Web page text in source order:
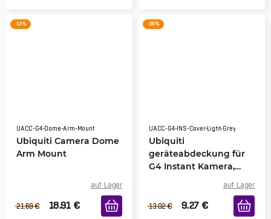
-13 %
UACC-G4-Dome-Arm-Mount
Ubiquiti Camera Dome
Arm Mount
auf Lager
21.69 € 18.91 €
-29 %
UACC-G4-INS-Cover-Light-Grey
Ubiquiti
geräteabdeckung für
G4 Instant Kamera,
auf Lager
13.02 € 9.27 €